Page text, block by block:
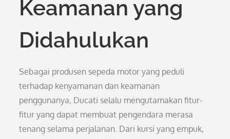
Keamanan yang
Didahulukan
Sebagai produsen sepeda motor yang peduli
terhadap kenyamanan dan keamanan
penggunanya, Ducati selalu mengutamakan fitur-
fitur yang dapat membuat pengendara merasa
tenang selama perjalanan. Dari kursi yang empuk,